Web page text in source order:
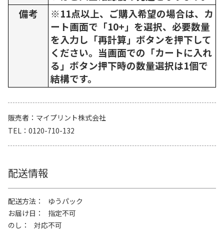
備考
※11点以上、ご購入希望の場合は、カ
ート画面で「10+」を選択、必要数量
を入力し「再計算」ボタンを押下して
ください。当画面での「カートに入れ
る」ボタン押下時の数量選択は1個で
結構です。
販売者
マイプリント株式会社
TEL
0120-710-132
配送情報
配送方法
ゆうパック
お届け日
指定不可
のし
対応不可